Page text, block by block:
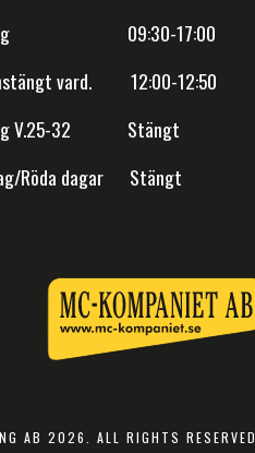
09:30-17:00
vard. 12:00-12:50
V.25-32 Stängt
Röda dagar Stängt
AB 2026. ALL RIGHTS RESERVED.